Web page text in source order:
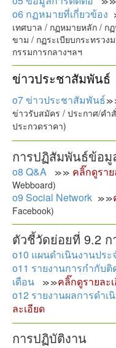
o6 กฏหมายที่เกี่ยวข้อง
เทศบาล / กฏหมายหลัก / ก
ขาม / กฏระเบียบกระทรว
กรรมการกลางฯลฯ
ข่าวประชาสัมพันธ์
o7 ข่าวประชาสัมพันธ์
ข่าวรับสมัคร / ประกาศ/ค
ประกวดราคา)
การปฏิสัมพันธ์ข้อมู
o8 Q&A คลิ๊กดูราย
Webboard)
o9 Social Network
Facebook)
ตัวชี้วัดย่อยที่ 9.2 ก
o10 แผนดำเนินงานประ
o11 รายงานการกำกับ
เดือน
คลิ๊กดูรายละ
o12 รายงานผลการดำเ
ละเอียด
การปฏิบัติงาน